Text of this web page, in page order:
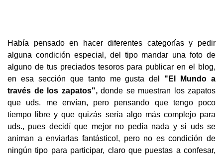
Había pensado en hacer diferentes categorías y pedir
alguna condición especial, del tipo mandar una foto de
alguno de tus preciados tesoros para publicar en el blog,
en esa sección que tanto me gusta del "El Mundo a
través de los zapatos",donde se muestran los zapatos
que uds. me envían, pero pensando que tengo poco
tiempo libre y que quizás sería algo más complejo para
uds., pues decidí que mejor no pedía nada y si uds se
animan a enviarlas fantástico!, pero no es condición de
ningún tipo para participar, claro que puestas a confesar,